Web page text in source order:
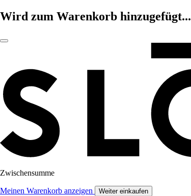
Wird zum Warenkorb hinzugefügt...
Zwischensumme
Meinen Warenkorb anzeigen Weiter einkaufen